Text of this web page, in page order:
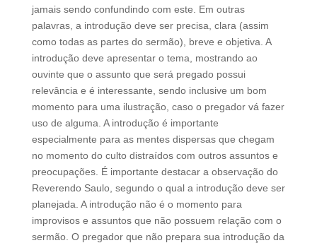
jamais sendo confundindo com este. Em outras
palavras, a introdução deve ser precisa, clara (assim
como todas as partes do sermão), breve e objetiva. A
introdução deve apresentar o tema, mostrando ao
ouvinte que o assunto que será pregado possui
relevância e é interessante, sendo inclusive um bom
momento para uma ilustração, caso o pregador vá fazer
uso de alguma. A introdução é importante
especialmente para as mentes dispersas que chegam
no momento do culto distraídos com outros assuntos e
preocupações. É importante destacar a observação do
Reverendo Saulo, segundo o qual a introdução deve ser
planejada. A introdução não é o momento para
improvisos e assuntos que não possuem relação com o
sermão. O pregador que não prepara sua introdução da